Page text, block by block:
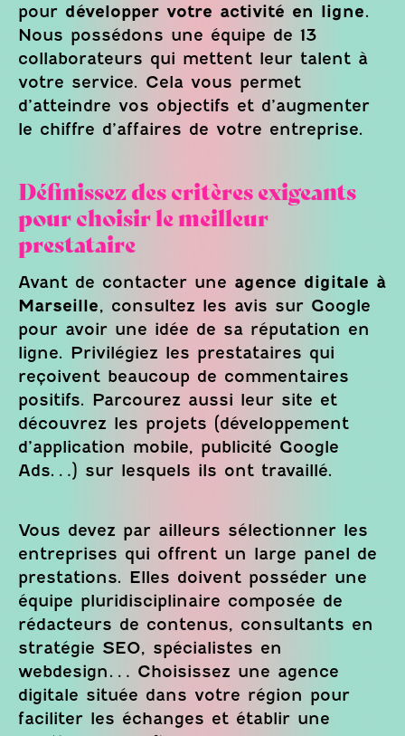
pour développer votre activité en ligne.
Nous possédons une équipe de 13
collaborateurs qui mettent leur talent à
votre service. Cela vous permet
d’atteindre vos objectifs et d’augmenter
le chiffre d’affaires de votre entreprise.
Définissez des critères exigeants
pour choisir le meilleur
prestataire
Avant de contacter une agence digitale à
Marseille, consultez les avis sur Google
pour avoir une idée de sa réputation en
ligne. Privilégiez les prestataires qui
reçoivent beaucoup de commentaires
positifs. Parcourez aussi leur site et
découvrez les projets (développement
d’application mobile, publicité Google
Ads…) sur lesquels ils ont travaillé.
Vous devez par ailleurs sélectionner les
entreprises qui offrent un large panel de
prestations. Elles doivent posséder une
équipe pluridisciplinaire composée de
rédacteurs de contenus, consultants en
stratégie SEO, spécialistes en
webdesign… Choisissez une agence
digitale située dans votre région pour
faciliter les échanges et établir une